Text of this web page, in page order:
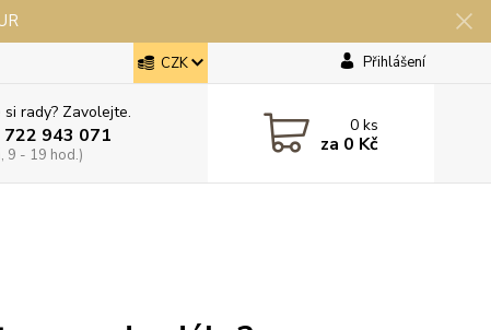
CZK Přihlášení
si rady? Zavolejte.
722 943 071
9 - 19 hod.)
0ks
za 0 Kč